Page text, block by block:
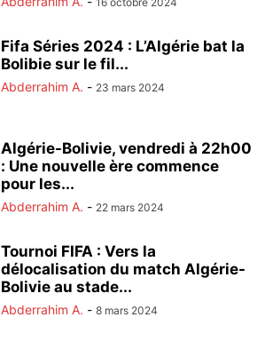
Fifa Séries 2024 : L’Algérie bat la
Bolibie sur le fil...
Abderrahim A. - 23 mars 2024
Algérie-Bolivie, vendredi à 22h00
: Une nouvelle ère commence
pour les...
Abderrahim A. - 22 mars 2024
Tournoi FIFA : Vers la
délocalisation du match Algérie-
Bolivie au stade...
Abderrahim A. - 8 mars 2024